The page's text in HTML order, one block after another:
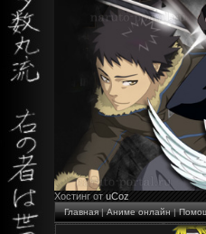
Хостинг от uCoz
Главная|Аниме онлайн|